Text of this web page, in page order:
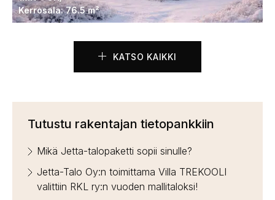
Kerrosala: 76.5 m²
KATSO KAIKKI
Tutustu rakentajan tietopankkiin
Mikä Jetta-talopaketti sopii sinulle?
Jetta-Talo Oy:n toimittama Villa TREKOOLI
valittiin RKL ry:n vuoden mallitaloksi!